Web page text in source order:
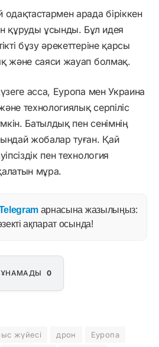
арада біріккен
құруды ұсынды. Бұл идея
бұзу әрекеттеріне қарсы
және саяси жауап болмақ.
асса, Еуропа мен Украина
технологиялық серпіліс
Батылдық пен сенімнің
жобалар туған. Қай
пен технология
мұра.
арнасына жазылыңыз:
ақпарат осында!
ҰНАМАДЫ 0
жүйесі дрон
Еуропа